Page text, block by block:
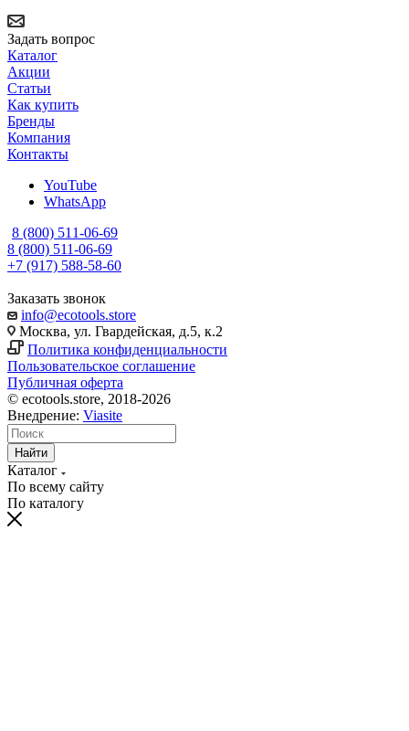
Задать вопрос
Каталог
Акции
Статьи
Как купить
Бренды
Компания
Контакты
YouTube
WhatsApp
8 (800) 511-06-69
8 (800) 511-06-69
+7 (917) 588-58-60
Заказать звонок
info@ecotools.store
Москва, ул. Гвардейская, д.5, к.2
Политика конфиденциальности
Пользовательское соглашение
Публичная оферта
© ecotools.store, 2018-2026
Внедрение: Viasite
Найти
Каталог
По всему сайту
По каталогу